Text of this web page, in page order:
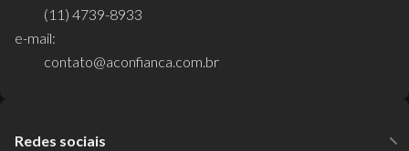
(11) 4739-8933
e-mail:
contato@aconfianca.com.br
Redes sociais